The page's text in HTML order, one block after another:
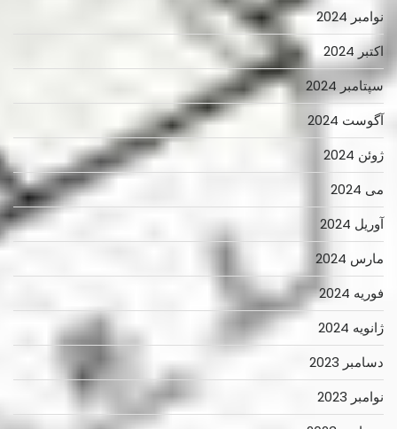
نوامبر 2024
اکتبر 2024
سپتامبر 2024
آگوست 2024
ژوئن 2024
می 2024
آوریل 2024
مارس 2024
فوریه 2024
ژانویه 2024
دسامبر 2023
نوامبر 2023